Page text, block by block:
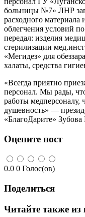
больницы №7» ЛНР
расходного
облегчения условий
передал: изделия
стерилизации
«Мегидез» для
халаты, средства
«Всегда приятно
персонал. Мы рады,
работы медперсоналу,
душевность» —
«БлагоДарите»
Оцените пост
0.0 0 Голос(ов)
Поделиться
Читайте также из